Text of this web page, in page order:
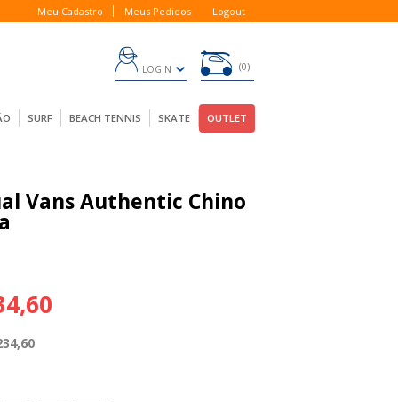
Meu Cadastro Meus Pedidos Logout
LOGIN 0
SURF BEACH TENNIS SKATE OUTLET
Vans Authentic Chino